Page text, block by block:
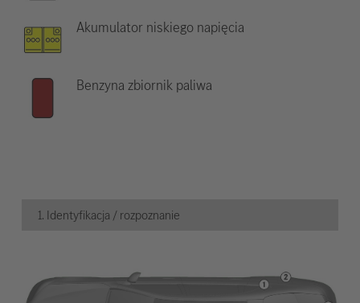
Akumulator niskiego napięcia
Benzyna zbiornik paliwa
1. Identyfikacja / rozpoznanie